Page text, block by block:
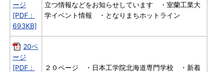
ージ
[PDF：
693KB]
立つ情報などをお知らせしています ・室蘭工業大
学イベント情報 ・となりまちホットライン
20ペ
ージ
[PDF：
２０ページ ・日本工学院北海道専門学校 ・新着